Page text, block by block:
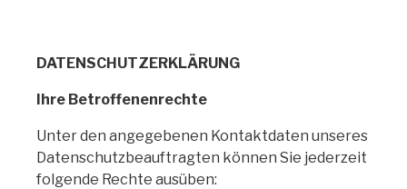
DATENSCHUTZERKLÄRUNG
Ihre Betroffenenrechte
Unter den angegebenen Kontaktdaten unseres
Datenschutzbeauftragten können Sie jederzeit
folgende Rechte ausüben: